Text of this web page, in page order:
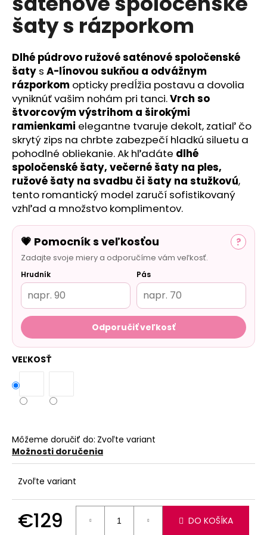
šaty s rázporkom
Dlhé púdrovo ružové saténové spoločenské
šaty s A-línovou sukňou a odvážnym
rázporkom opticky predĺžia postavu a dovolia
vyniknúť vašim nohám pri tanci.Vrch so
štvorcovým výstrihom a širokými
ramienkami elegantne tvaruje dekolt, zatiaľ čo
skrytý zips na chrbte zabezpečí hladkú siluetu a
pohodlné obliekanie. Ak hľadáte dlhé
spoločenské šaty, večerné šaty na ples,
ružové šaty na svadbu či šaty na stužkovú,
tento romantický model zaručí sofistikovaný
vzhľad a množstvo komplimentov.
💗 Pomocník s veľkosťou ?
Zadajte svoje miery a odporučíme vám veľkosť.
Hrudník Pás
Odporučiť veľkosť
VEĽKOSŤ
Môžeme doručiť do: Zvoľte variant
Možnosti doručenia
Zvoľte variant
€129 DO KOŠÍKA
a
m